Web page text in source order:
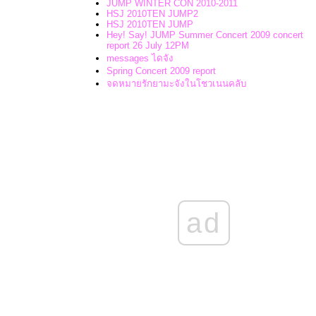
JUMP WINTER CON 2010-2011
HSJ 2010TEN JUMP2
HSJ 2010TEN JUMP
Hey! Say! JUMP Summer Concert 2009 concert
report 26 July 12PM
messages ไดจัง
Spring Concert 2009 report
จดหมายรักยามะจังในโชวเนนคลับ
ad